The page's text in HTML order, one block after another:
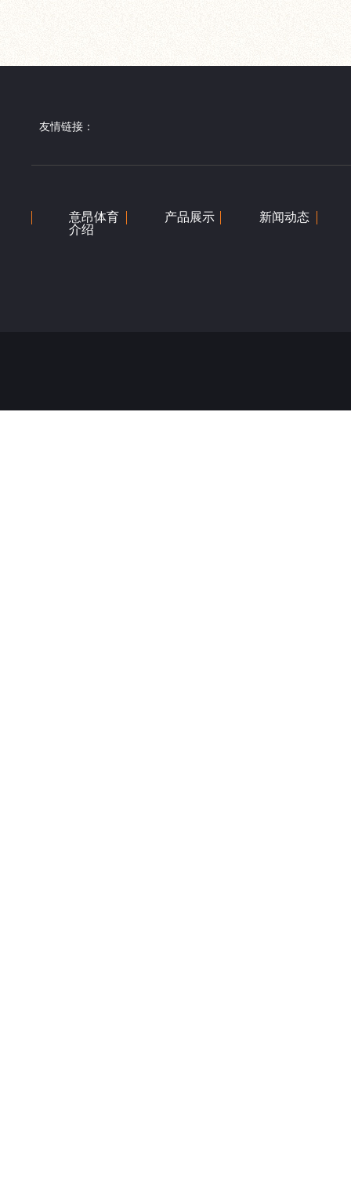
友情链接：
意昂体育
介绍
产品展示 新闻动态